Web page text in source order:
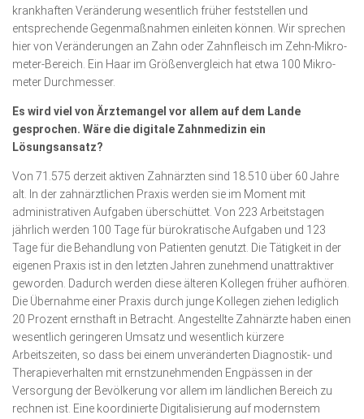
krankhaften Veränderung wesentlich früher feststellen und
entsprechende Gegenmaßnahmen einleiten können. Wir sprechen
hier von Veränderungen an Zahn oder Zahnfleisch im Zehn-Mikro­
meter-Bereich. Ein Haar im Größen­vergleich hat etwa 100 Mikro­
meter Durchmesser.
Es wird viel von Ärztemangel vor allem auf dem Lande
gesprochen. Wäre die digitale Zahnmedizin ein
Lösungsansatz?
Von 71.575 derzeit aktiven Zahnärzten sind 18.510 über 60 Jahre
alt. In der zahnärztlichen Praxis werden sie im Moment mit
administrativen Aufgaben überschüttet. Von 223 Arbeitstagen
jährlich werden 100 Tage für bürokratische Aufgaben und 123
Tage für die Behandlung von Patienten genutzt. Die Tätigkeit in der
eigenen Praxis ist in den letzten Jahren zunehmend unattraktiver
geworden. Dadurch werden diese älteren Kollegen früher aufhören.
Die Übernahme einer Praxis durch junge Kollegen ziehen lediglich
20 Prozent ernsthaft in Betracht. Angestellte Zahnärzte haben einen
wesentlich geringeren Umsatz und wesentlich kürzere
Arbeitszeiten, so dass bei einem unveränderten Diagnostik- und
Therapiever­halten mit ernstzunehmenden Engpässen in der
Versorgung der Bevölkerung vor allem im ländlichen Bereich zu
rechnen ist. Eine koordinierte Digitalisierung auf modernstem